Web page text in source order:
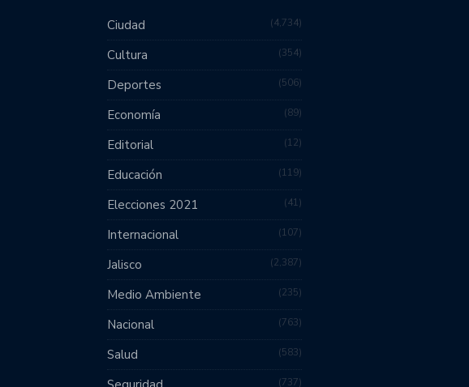
Ciudad 4,734
Cultura 354
Deportes 506
Economía 89
Editorial 12
Educación 119
Elecciones 2021 41
Internacional 107
Jalisco 2,387
Medio Ambiente 235
Nacional 763
Salud 583
737